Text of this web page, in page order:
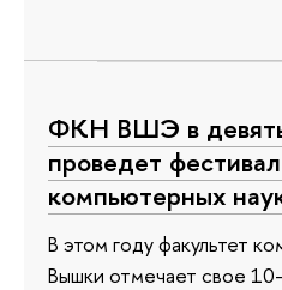
ФКН ВШЭ в
проведет
компьютерных
В этом году факультет
Вышки отмечает свое